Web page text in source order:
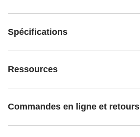
Spécifications
Ressources
Commandes en ligne et retours